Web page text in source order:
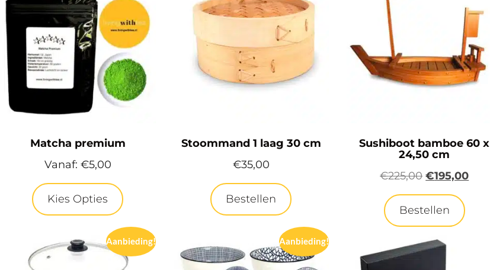
Matcha premium
Vanaf: €5,00
Kies Opties
Stoommand 1 laag 30 cm
€35,00
Bestellen
Sushiboot bamboe 60 x
24,50 cm
€225,00 €195,00
Bestellen
Aanbieding! Aanbieding!